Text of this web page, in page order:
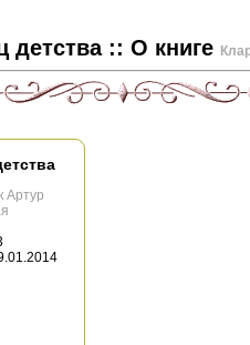
детства :: О книге
Артур